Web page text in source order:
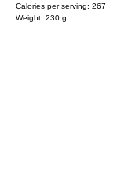
Calories per serving: 267
Weight: 230 g